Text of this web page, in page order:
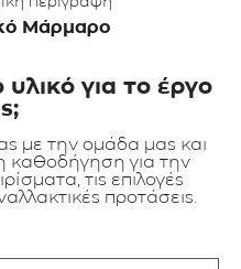
Μάρμαρο
για το έργο
με την ομάδα μας και
καθοδήγηση για την
τις επιλογές
προτάσεις.